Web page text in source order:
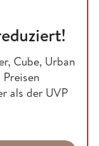
Cube, Urban
als der UVP